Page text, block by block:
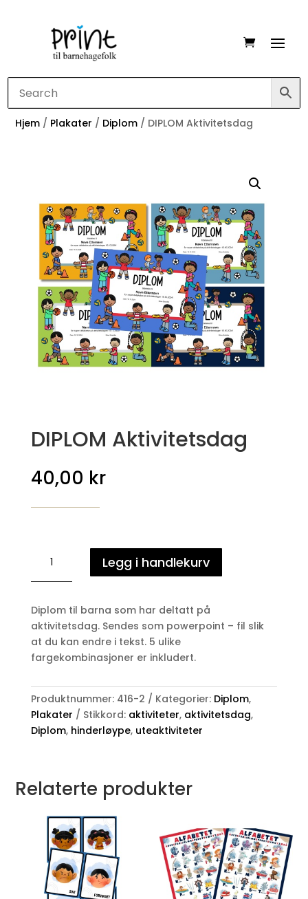
Hjem / Plakater / Diplom / DIPLOM Aktivitetsdag
DIPLOM Aktivitetsdag
40,00 kr
Aktivitetsdag
antall
Legg i handlekurv
Diplom til barna som har deltatt på
aktivitetsdag. Sendes som powerpoint – fil slik
at du kan endre i tekst. 5 ulike
fargekombinasjoner er inkludert.
Produktnummer: 416-2 Kategorier: Diplom,
Plakater
Stikkord: aktiviteter, aktivitetsdag,
Diplom, hinderløype, uteaktiviteter
Relaterte produkter